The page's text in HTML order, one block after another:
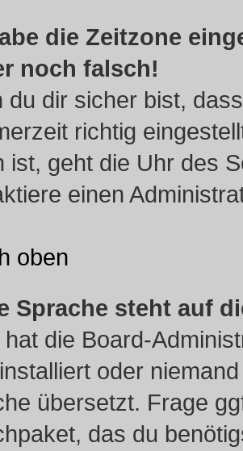
die Zeitzone
noch falsch!
du dir sicher bist,
richtig
ist, geht die Uhr des
einen
oben
Sprache steht auf
hat die Board-
oder
übersetzt. Frage
das du